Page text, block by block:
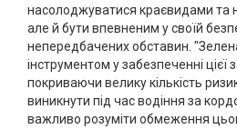
насолоджуватися краєвидами
але й бути впевненим у своїй
непередбачених обставин.
інструментом у забезпеченні цієї
покриваючи велику кількість
виникнути під час водіння за
важливо розуміти обмеження